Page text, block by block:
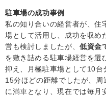
駐車場の成功事例
私の知り合いの経営者が、住
場として活用し、成功を収め
営も検討しましたが、低資金
を敷き詰める駐車場経営を選
抑え、月極駐車場として10
15分ほどの距離でしたが、
に満車となり、現在では毎月